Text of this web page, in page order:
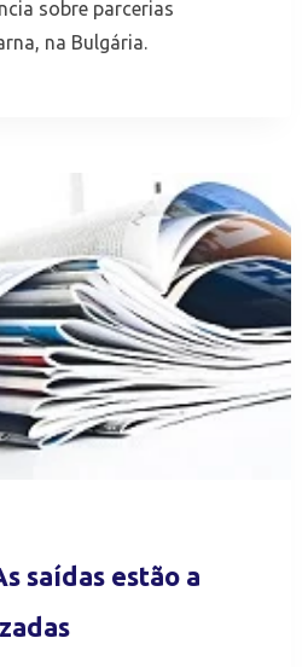
sobre parcerias
na Bulgária.
saídas estão a